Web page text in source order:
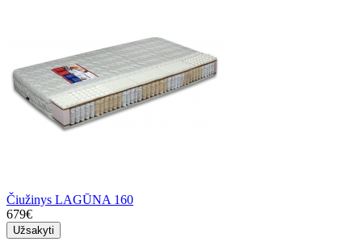
Čiužinys LAGŪNA 160
679€
Užsakyti